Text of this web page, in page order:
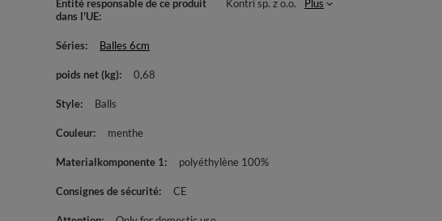
Entité responsable de ce produit
dans l'UE
Kontri sp. z o.o. Plus
Séries Balles 6cm
poids net (kg) 0,68
Style Balls
Couleur menthe
Materialkomponente 1 polyéthylène 100%
Consignes de sécurité CE